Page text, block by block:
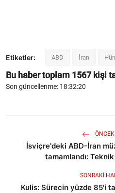
Etiketler: ABD İran
Bu haber toplam 1567kişi
Son güncellenme: 18:32:20
İsviçre'deki ABD-İran
tamamlandı:
SONRAKI
Kulis: Sürecin yüzde 85'i